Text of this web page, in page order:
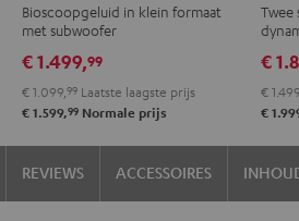
Set"
Bioscoopgeluid in klein formaat
met subwoofer
€ 1.499,99
€ 1.099, 99 Laatste laagste prijs
€ 1.599,99 Normale prijs
Twee
€
€ 1.499,
€
REVIEWS ACCESSOIRES